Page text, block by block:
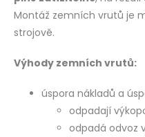
Montáž zemních vrutů je
strojově.
Výhody zemních vrutů:
úspora nákladů a
odpadají
odpadá odvoz